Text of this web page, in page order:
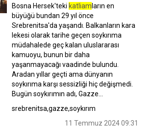
Bosna Hersek'teki katliam ların en
büyüğü bundan 29 yıl önce
Srebrenitsa'da yaşandı. Balkanların kara
lekesi olarak tarihe geçen soykırıma
müdahalede geç kalan uluslararası
kamuoyu, bunun bir daha
yaşanmayacağı vaadinde bulundu.
Aradan yıllar geçti ama dünyanın
soykırıma karşı sessizliği hiç değişmedi.
Bugün soykırımın adı, Gazze...
srebrenitsa,gazze,soykırım
11 Temmuz 2024 09:31